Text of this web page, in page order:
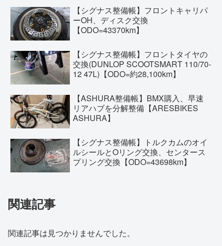
【シグナス整備帳】フロントキャリパ
ーOH、ディスク交換
【ODO=43370km】
【シグナス整備帳】フロントタイヤの
交換(DUNLOP SCOOTSMART 110/70-
12 47L)【ODO=約28,100km】
【ASHURA整備帳】BMX購入、早速
リアハブを分解整備【ARESBIKES
ASHURA】
【シグナス整備帳】トルクカムのオイ
ルシールとOリング交換、センタース
プリング交換【ODO=43698km】
関連記事
関連記事は見つかりませんでした。